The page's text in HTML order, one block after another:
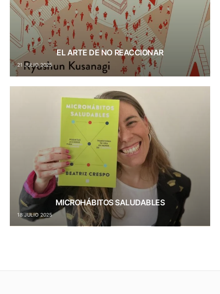
EL ARTE DE NO REACCIONAR
21 JULIO 2025
MICROHÁBITOS SALUDABLES
18 JULIO 2025